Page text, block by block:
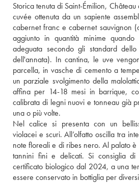
Storica tenuta di Saint-Émilion,
cuvée ottenuta da un sapiente
cabernet franc e cabernet sauvignon
aggiunto in quantità minime
adeguata secondo gli standard
dell'annata). In cantina, le uve
parcella, in vasche di cemento a
un parziale svolgimento della
affina per 14-18 mesi in barrique,
calibrata di legni nuovi e tonneau già
una o più volte.
Nel calice si presenta con un
violacei e scuri. All’olfatto oscilla tra
note floreali e di ribes nero. Al palato è
tannini fini e delicati. Si consiglia di
certificato biologico dal 2024, a una
essere conservato in bottiglia per